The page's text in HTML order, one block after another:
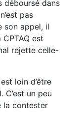
déboursé dans
pas
son appel, il
est
rejette celle-
loin d’être
un peu
la contester